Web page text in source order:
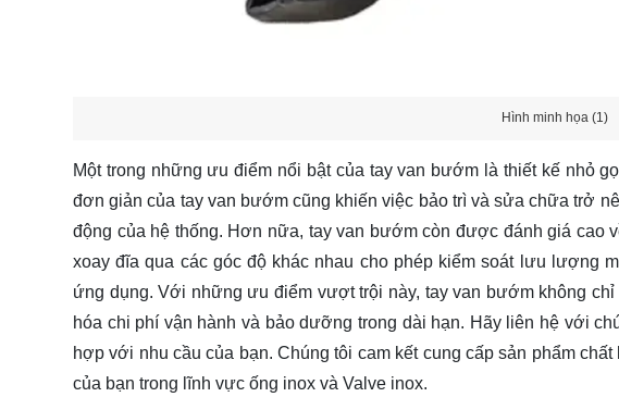
Hình minh họa (1)
Một trong những ưu điểm nổi bật của tay van bướm là thiết kế nhỏ
đơn giản của tay van bướm cũng khiến việc bảo trì và sửa chữa trở
động của hệ thống. Hơn nữa, tay van bướm còn được đánh giá cao
xoay đĩa qua các góc độ khác nhau cho phép kiểm soát lưu lượng
ứng dụng. Với những ưu điểm vượt trội này, tay van bướm không
hóa chi phí vận hành và bảo dưỡng trong dài hạn. Hãy liên hệvới
hợp với nhu cầu của bạn. Chúng tôi cam kết cung cấp sản phẩm
của bạn trong lĩnh vực ống inox và Valve inox.